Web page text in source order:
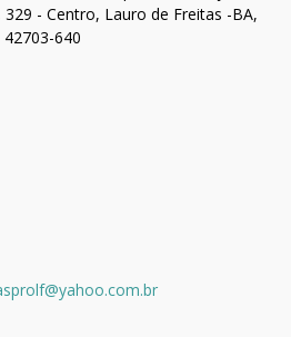
- Centro, Lauro de Freitas -BA,
42703-640